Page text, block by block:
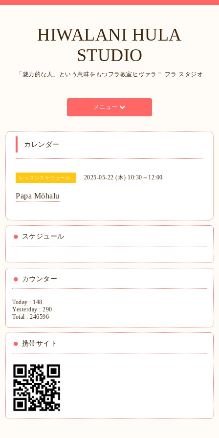
HIWALANI HULA
STUDIO
「魅力的な人」という意味をもつフラ教室ヒヴァラニ フラ スタジオ
メニュー
カレンダー
レッスンスケジュール 2025-05-22 (木) 10:30～12:00
Papa Mōhalu
スケジュール
カウンター
Today : 148
Yesterday :290
Total :246596
携帯サイト